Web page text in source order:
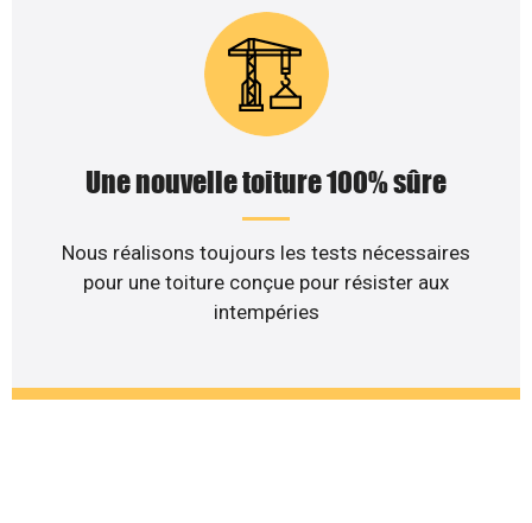
Une nouvelle toiture 100% sûre
Nous réalisons toujours les tests nécessaires
pour une toiture conçue pour résister aux
intempéries